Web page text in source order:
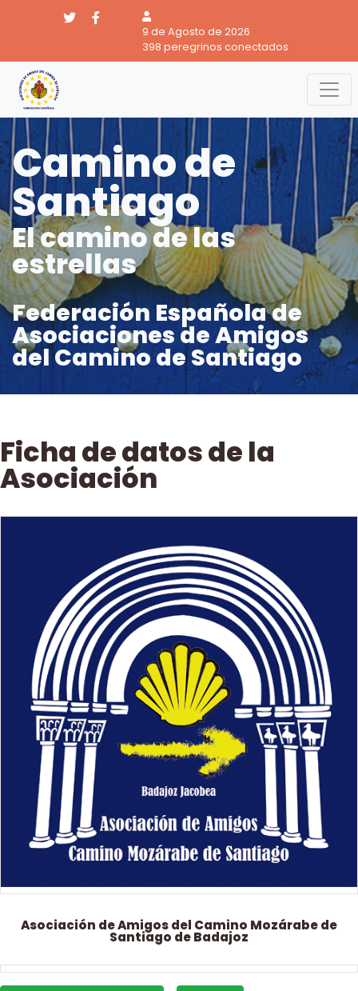
9 de Agosto de 2026
398 peregrinos conectados
Camino de
Santiago
El camino de las
estrellas
Federación Española de
Asociaciones de Amigos
del Camino de Santiago
Ficha de datos de la
Asociación
Asociación de Amigos del Camino Mozárabe de
Santiago de Badajoz